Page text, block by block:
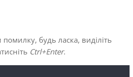
будь ласка, виділіть
Ctrl+Enter.